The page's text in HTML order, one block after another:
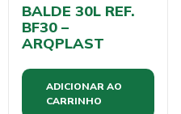
BALDE 30L REF.
BF30 –
ARQPLAST
ADICIONAR AO
CARRINHO